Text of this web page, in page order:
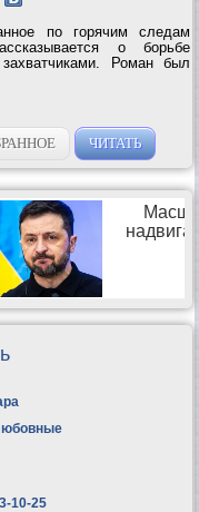
по горячим следам
о борьбе
Роман был
ЧИТАТЬ
10-25